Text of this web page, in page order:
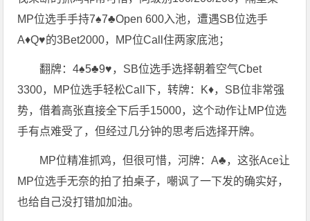
MP位选手手持7♠️7♣️Open 600入池，遭遇SB位选手
A♦️Q♥️的3Bet2000，MP位Call住两家底池；
翻牌：4♠️5♣️9♥️，SB位选手选择朝着空气Cbet
3300，MP位选手轻松Call下，转牌：K♦️，SB位非常强
势，借着高张直接全下后手15000，这个动作让MP位选
手有点难受了，但经过几分钟的思考后选择开牌。
MP位精准抓鸡，但很可惜，河牌：A♣️，这张Ace让
MP位选手无奈的拍了拍桌子，嘲讽了一下发的确实好，
也给自己没打错加加油。